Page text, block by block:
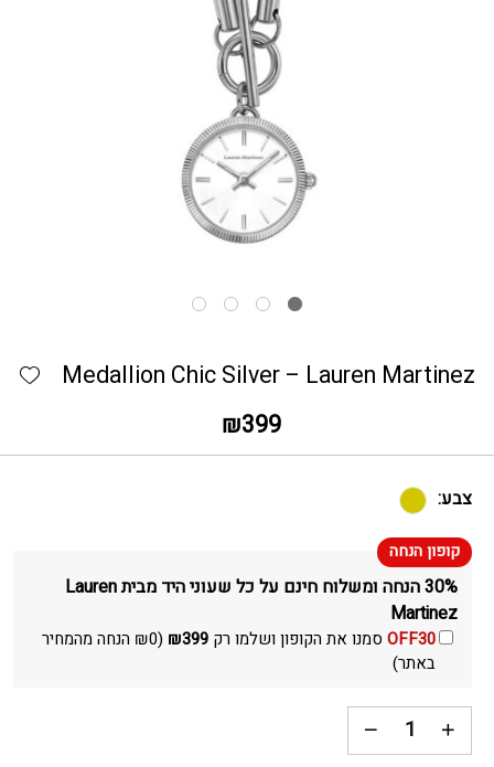
Medallion Chic Silver – Lauren Martinez
₪399
צבע:
30% הנחה ומשלוח חינם על כל שעוני היד מבית Lauren
Martinez
OFF30 סמנו את הקופון ושלמו רק ₪399
(
₪0
הנחה מהמחיר
באתר)